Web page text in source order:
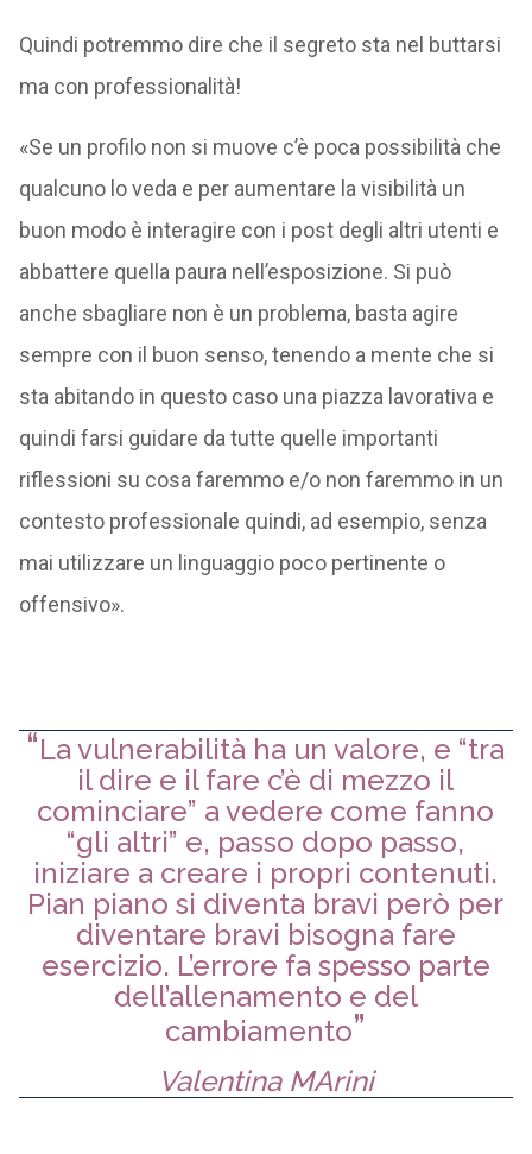
Quindi potremmo dire che il segreto sta nel buttarsi
ma con professionalità!
«Se un profilo non si muove c’è poca possibilità che
qualcuno lo veda e per aumentare la visibilità un
buon modo è interagire con i post degli altri utenti e
abbattere quella paura nell’esposizione. Si può
anche sbagliare non è un problema, basta agire
sempre con il buon senso, tenendo a mente che si
sta abitando in questo caso una piazza lavorativa e
quindi farsi guidare da tutte quelle importanti
riflessioni su cosa faremmo e/o non faremmo in un
contesto professionale quindi, ad esempio, senza
mai utilizzare un linguaggio poco pertinente o
offensivo».
La vulnerabilità ha un valore, e “tra
il dire e il fare c’è di mezzo il
cominciare” a vedere come fanno
“gli altri” e, passo dopo passo,
iniziare a creare i propri contenuti.
Pian piano si diventa bravi però per
diventare bravi bisogna fare
esercizio. L’errore fa spesso parte
dell’allenamento e del
cambiamento
Valentina MArini